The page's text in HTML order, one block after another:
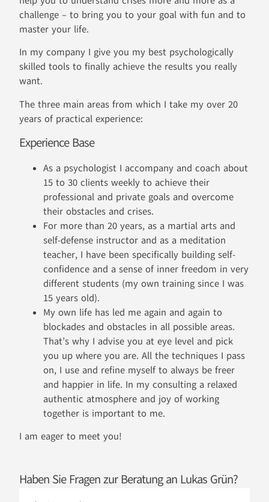
challenge – to bring you to your goal with fun and to
master your life.
In my company I give you my best psychologically
skilled tools to finally achieve the results you really
want.
The three main areas from which I take my over 20
years of practical experience:
Experience Base
As a psychologist I accompany and coach about
15 to 30 clients weekly to achieve their
professional and private goals and overcome
their obstacles and crises.
For more than 20 years, as a martial arts and
self-defense instructor and as a meditation
teacher, I have been specifically building self-
confidence and a sense of inner freedom in very
different students (my own training since I was
15 years old).
My own life has led me again and again to
blockades and obstacles in all possible areas.
That’s why I advise you at eye level and pick
you up where you are. All the techniques I pass
on, I use and refine myself to always be freer
and happier in life. In my consulting a relaxed
authentic atmosphere and joy of working
together is important to me.
I am eager to meet you!
Haben Sie Fragen zur Beratung an Lukas Grün?